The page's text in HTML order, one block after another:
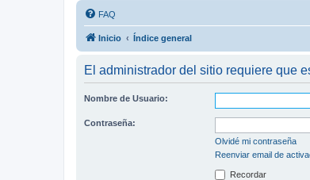
FAQ
Inicio Índice general
El administrador del sitio requiere que
Nombre de Usuario:
Contraseña:
Olvidé mi contraseña
Reenviar email de
Recordar